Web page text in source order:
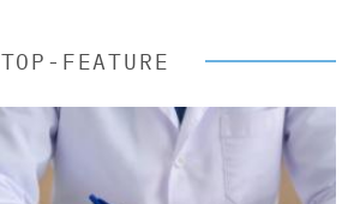
TOP-FEATURE